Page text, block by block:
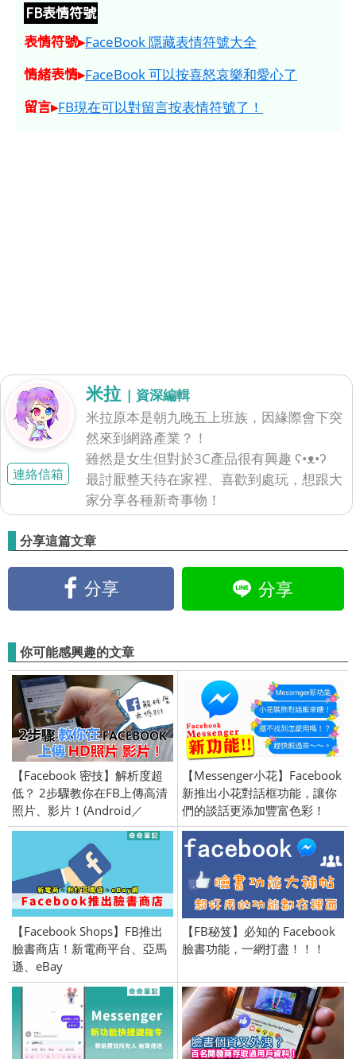
FB表情符號
表情符號▸FaceBook 隱藏表情符號大全
情緒表情▸FaceBook 可以按喜怒哀樂和愛心了
留言▸FB現在可以對留言按表情符號了！
連絡信箱
米拉 | 資深編輯
米拉原本是朝九晚五上班族，因緣際會下突
然來到網路產業？！
雖然是女生但對於3C產品很有興趣 ʕ•ᴥ•ʔ
最討厭整天待在家裡、喜歡到處玩，想跟大
家分享各種新奇事物！
分享這篇文章
分享 分享
你可能感興趣的文章
【Facebook 密技】解析度超
低？ 2步驟教你在FB上傳高清
照片、影片！(Android／
iPhone iOS)
【Messenger小花】Facebook
新推出小花對話框功能，讓你
們的談話更添加豐富色彩！
【Facebook Shops】FB推出
臉書商店！新電商平台、亞馬
遜、eBay
【FB秘笈】必知的 Facebook
臉書功能，一網打盡！！！